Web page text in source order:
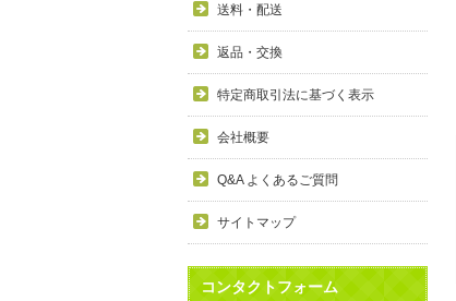
利用しやすい
目録景品をよく利用しています。豪華
す。手配が早いので便利です。
送料・配送
返品・交換
特定商取引法に基づく表示
会社概要
Q&A よくあるご質問
サイトマップ
コンタクトフォーム